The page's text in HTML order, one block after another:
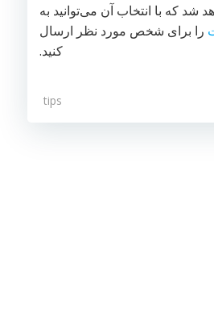
شد که با انتخاب آن می‌توانید به
را برای شخص مورد نظر ارسال
کنید.
tips